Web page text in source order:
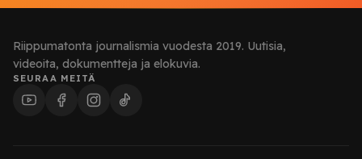
Riippumatonta journalismia vuodesta 2019. Uutisia,
videoita, dokumentteja ja elokuvia.
SEURAA MEITÄ